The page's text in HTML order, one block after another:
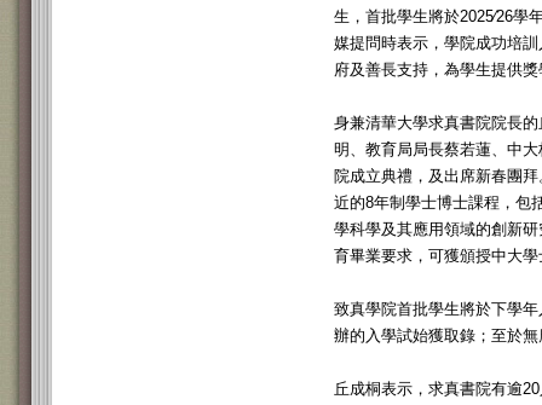
生，首批學生將於2025∕26學
媒提問時表示，學院成功培
府及善長支持，為學生提供
身兼清華大學求真書院院長
明、教育局局長蔡若蓮、中
院成立典禮，及出席新春團
近的8年制學士博士課程，包
學科學及其應用領域的創新
育畢業要求，可獲頒授中大
致真學院首批學生將於下學
辦的入學試始獲取錄；至於
丘成桐表示，求真書院有逾